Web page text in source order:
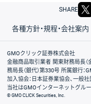
SHARE
各種方針・規程・会社案内
取引規程・約款
サイトマップ
その他のご案内
個人情報保護方針
最良執行方針
サイトのご利用につい
ディスクレイマー
信託保全
リスク説明
会社案内
GMOクリック証券株式会社
金融商品取引業者 関東財務局長
務局長（銀代）第330号 所属銀行
加入協会：日本証券業協会、一般
当社はGMOインターネットグルー
© GMO CLICK Securities, Inc.